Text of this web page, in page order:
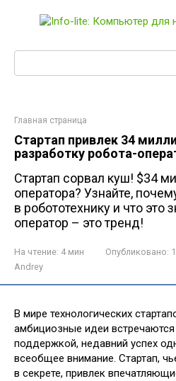
Главная страница
Стартап привлек 34
разработку робота-
Стартап сорвал куш! $34
оператора? Узнайте,
в робототехнику и что это
оператор – это тренд!
На чтение: 4 мин Опубликовано:
Andrey
В мире технологических
амбициозные идеи
поддержкой, недавний успех
всеобщее внимание. Стартап,
в секрете, привлек